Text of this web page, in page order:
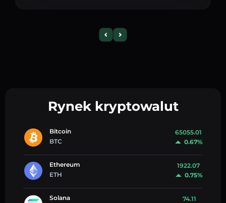
Rynek kryptowalut
Bitcoin
BTC
65055.01
0.67%
Ethereum
ETH
1922.07
0.75%
Solana
74.11